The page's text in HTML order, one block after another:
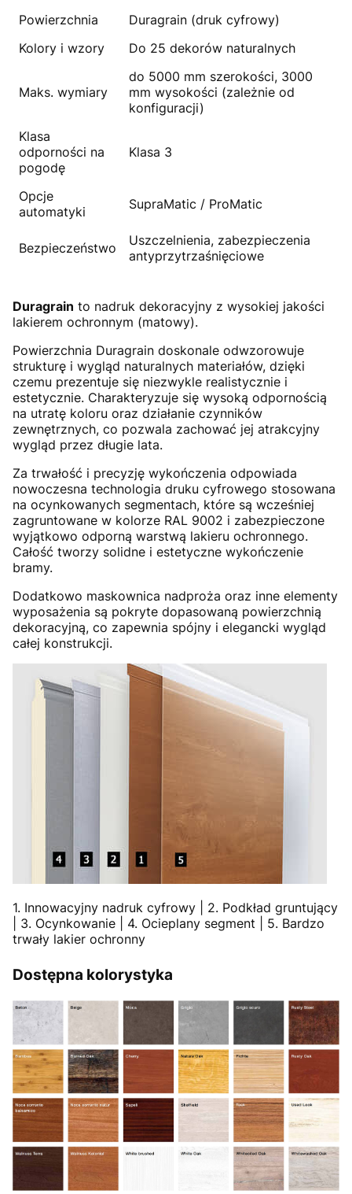
Powierzchnia
Duragrain (druk cyfrowy)
Kolory i wzory
Do 25 dekorów naturalnych
Maks. wymiary
do 5000 mm szerokości, 3000
mm wysokości (zależnie od
konfiguracji)
Klasa
odporności na
pogodę
Klasa 3
Opcje
automatyki
SupraMatic / ProMatic
Bezpieczeństwo
Uszczelnienia, zabezpieczenia
antyprzytrzaśnięciowe
Duragrain to nadruk dekoracyjny z wysokiej jakości
lakierem ochronnym (matowy).
Powierzchnia Duragrain doskonale odwzorowuje
strukturę i wygląd naturalnych materiałów, dzięki
czemu prezentuje się niezwykle realistycznie i
estetycznie. Charakteryzuje się wysoką odpornością
na utratę koloru oraz działanie czynników
zewnętrznych, co pozwala zachować jej atrakcyjny
wygląd przez długie lata.
Za trwałość i precyzję wykończenia odpowiada
nowoczesna technologia druku cyfrowego stosowana
na ocynkowanych segmentach, które są wcześniej
zagruntowane w kolorze RAL 9002 i zabezpieczone
wyjątkowo odporną warstwą lakieru ochronnego.
Całość tworzy solidne i estetyczne wykończenie
bramy.
Dodatkowo maskownica nadproża oraz inne elementy
wyposażenia są pokryte dopasowaną powierzchnią
dekoracyjną, co zapewnia spójny i elegancki wygląd
całej konstrukcji.
1. Innowacyjny nadruk cyfrowy | 2. Podkład gruntujący
| 3. Ocynkowanie | 4. Ocieplany segment | 5. Bardzo
trwały lakier ochronny
Dostępna kolorystyka